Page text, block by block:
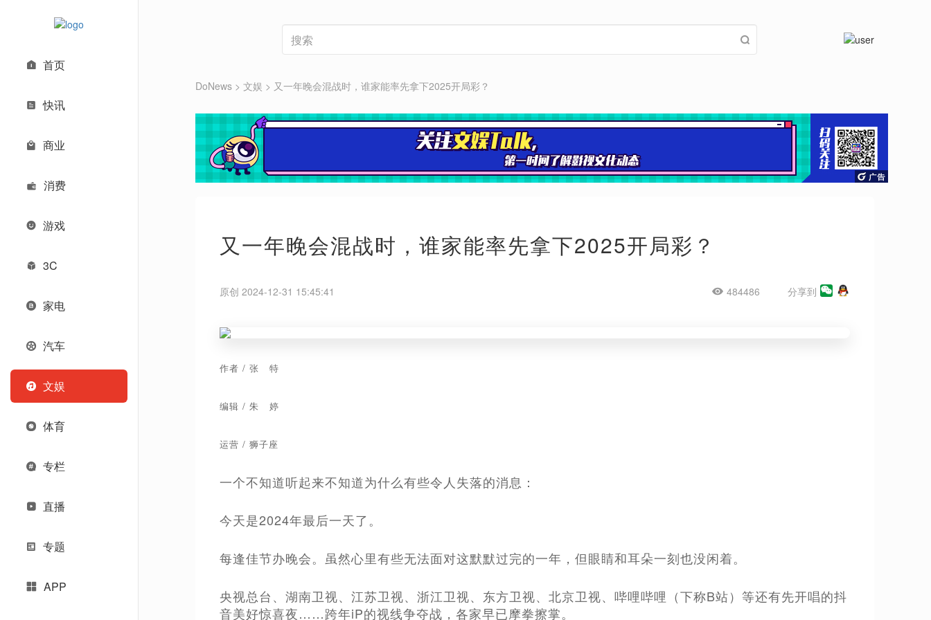
首页
快讯
商业
消费
游戏
3C
家电
汽车
文娱
体育
专栏
直播
专题
APP
DoNews > 文娱 > 又一年晚会混战时，谁家能率先拿下2025开局彩？
又一年晚会混战时，谁家能率先拿下2025开局彩？
原创 2024-12-31 15:45:41 484486 分享到
作者 / 张 特
编辑 / 朱 婷
运营 / 狮子座
一个不知道听起来不知道为什么有些令人失落的消息：
今天是2024年最后一天了。
每逢佳节办晚会。虽然心里有些无法面对这默默过完的一年，但眼睛和耳朵一刻也没闲着。
央视总台、湖南卫视、江苏卫视、浙江卫视、东方卫视、北京卫视、哔哩哔哩（下称B站）等还有先开唱的抖
音美好惊喜夜……跨年iP的视线争夺战，各家早已摩拳擦掌。